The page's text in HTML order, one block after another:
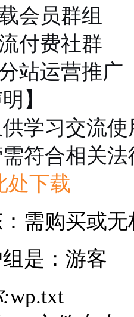
会员群组
付费社群
站运营推广
】
学习交流
符合相关
处下载
需购买或无
是：游客
wp.txt